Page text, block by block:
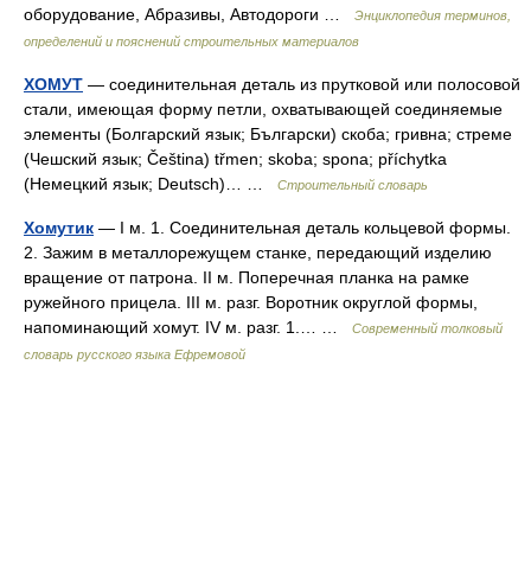
оборудование, Абразивы, Автодороги …
Энциклопедия терминов,
определений и пояснений строительных материалов
ХОМУТ — соединительная деталь из прутковой или полосовой
стали, имеющая форму петли, охватывающей соединяемые
элементы (Болгарский язык; Български) скоба; гривна; стреме
(Чешский язык; Čeština) třmen; skoba; spona; příchytka
(Немецкий язык; Deutsch)… …
Строительный словарь
Хомутик — I м. 1. Соединительная деталь кольцевой формы.
2. Зажим в металлорежущем станке, передающий изделию
вращение от патрона. II м. Поперечная планка на рамке
ружейного прицела. III м. разг. Воротник округлой формы,
напоминающий хомут. IV м. разг. 1.… …
Современный толковый
словарь русского языка Ефремовой